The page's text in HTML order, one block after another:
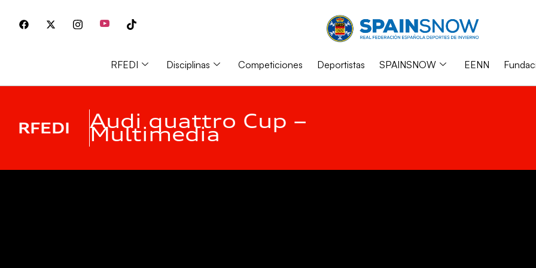
RFEDI Disciplinas Competiciones Deportistas SPAINSNOW EENN
RFEDI Audi quattro Cup –
Multimedia